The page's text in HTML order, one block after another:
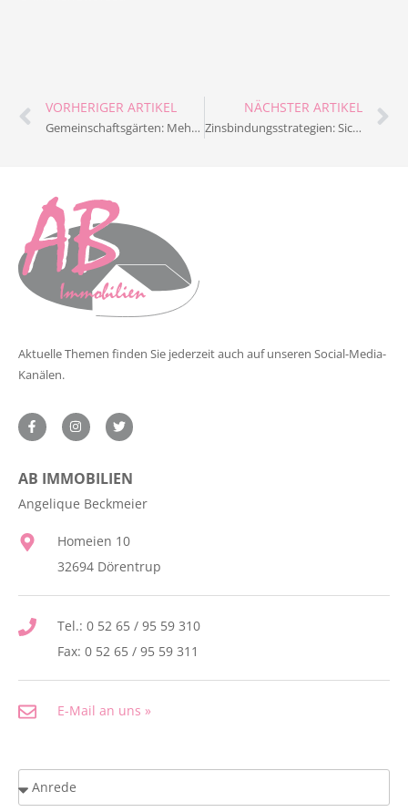
VORHERIGER ARTIKEL
Gemeinschaftsgärten: Mehrwert für Eigentümer und Nachbarschaft
NÄCHSTER ARTIKEL
Zinsbindungsstrategien: Sicher durch volatile Zeiten
Aktuelle Themen finden Sie jederzeit auch auf unseren Social-Media-
Kanälen.
AB IMMOBILIEN
Angelique Beckmeier
Homeien 10
32694 Dörentrup
Tel.: 0 52 65 / 95 59 310
Fax: 0 52 65 / 95 59 311
E-Mail an uns »